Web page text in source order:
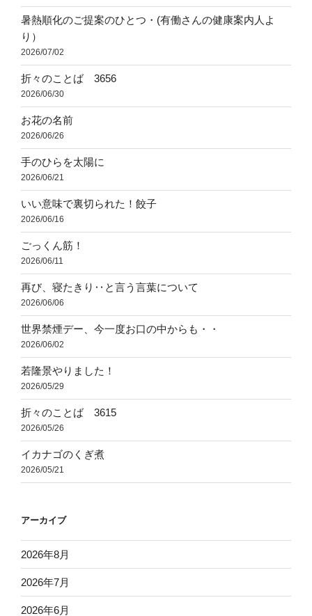
暑熱順化のご提案のひとつ・(有働さんの健康案内人よ
り）
2026/07/02
折々のことば 3656
2026/06/30
お花の名前
2026/06/26
手のひらを太陽に
2026/06/21
いい意味で裏切られた！餃子
2026/06/16
ごっくん筋！
2026/06/11
再び、寝たきり‥と言う言葉について
2026/06/06
世界禁煙デー、今一度お口の中からも・・
2026/06/02
若隆景やりました！
2026/05/29
折々のことば 3615
2026/05/26
イカナゴのくぎ煮
2026/05/21
アーカイブ
2026年8月
2026年7月
2026年6月